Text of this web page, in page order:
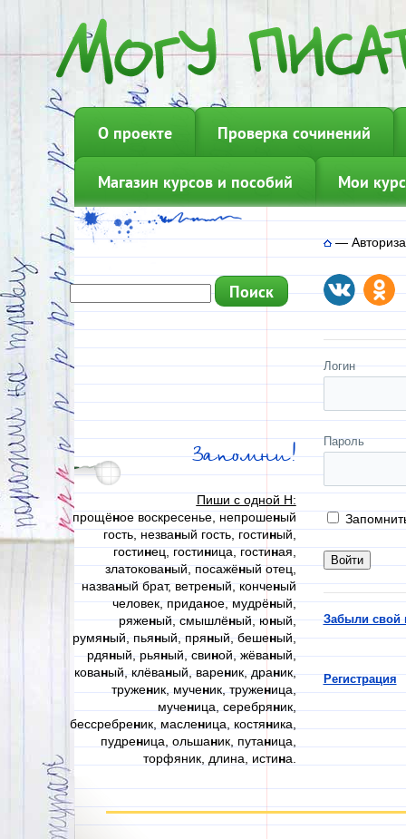
О проекте Проверка сочинений
Магазин курсов и пособий Мои
Запомни!
Пиши с одной Н:
прощёное воскресенье, непрошеный
гость, незваный гость, гостиный,
гостинец, гостиница, гостиная,
златокованый, посажёный отец,
названый брат, ветреный, конченый
человек, приданое, мудрёный,
ряженый, смышлёный, юный,
румяный, пьяный, пряный, бешеный,
рдяный, рьяный, свиной, жёваный,
кованый, клёваный, вареник, драник,
труженик, мученик, труженица,
мученица, серебряник,
бессребреник, масленица, костяника,
пудреница, ольшаник, путаница,
торфяник, длина, истина.
—
Логин
Пароль
Забыли свой
Регистрация